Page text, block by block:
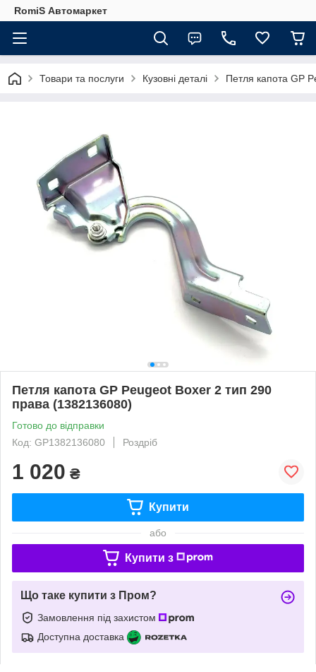
RomiS Автомаркет
Товари та послуги Кузовні деталі Петля капота GP
Петля капота GP Peugeot Boxer 2 тип 290
права (1382136080)
Готово до відправки
Код: GP1382136080
Роздріб
1 020 ₴
Купити
або
Купити з
Що таке купити з Пром?
Замовлення під захистом
Доступна доставка